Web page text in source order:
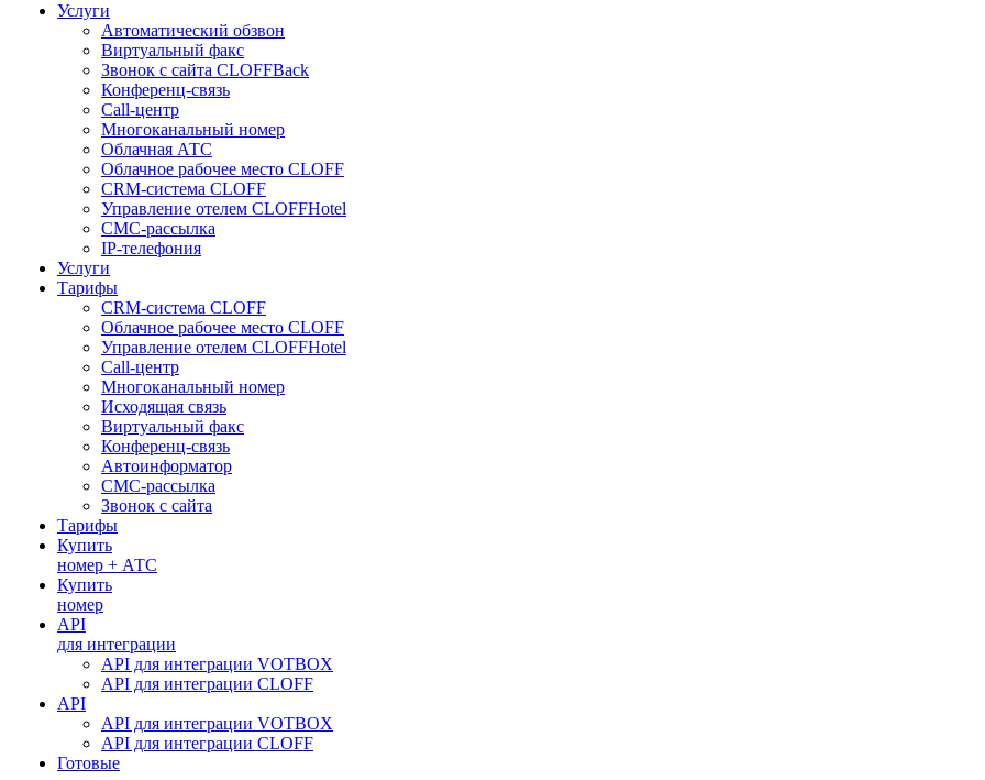
Услуги
Автоматический обзвон
Виртуальный факс
Звонок с сайта CLOFFBack
Конференц-связь
Call-центр
Многоканальный номер
Облачная АТС
Облачное рабочее место CLOFF
CRM-система CLOFF
Управление отелем CLOFFHotel
СМС-рассылка
IP-телефония
Услуги
Тарифы
CRM-система CLOFF
Облачное рабочее место CLOFF
Управление отелем CLOFFHotel
Call-центр
Многоканальный номер
Исходящая связь
Виртуальный факс
Конференц-связь
Автоинформатор
СМС-рассылка
Звонок с сайта
Тарифы
Купить
номер + АТС
Купить
номер
API
для интеграции
API для интеграции VOTBOX
API для интеграции CLOFF
API
API для интеграции VOTBOX
API для интеграции CLOFF
Готовые